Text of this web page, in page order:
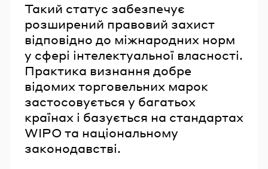
Такий статус забезпечує
розширений правовий захист
відповідно до міжнародних норм
у сфері інтелектуальної власності.
Практика визнання добре
відомих торговельних марок
застосовується у багатьох
країнах і базується на стандартах
WIPO та національному
законодавстві.